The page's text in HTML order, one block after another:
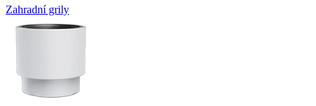
Zahradní grily